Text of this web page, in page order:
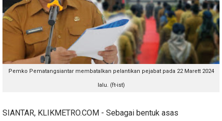
Pemko Pematangsiantar membatalkan pelantikan pejabat pada 22 Marett 2024
lalu. (ft-ist)
SIANTAR, KLIKMETRO.COM - Sebagai bentuk asas